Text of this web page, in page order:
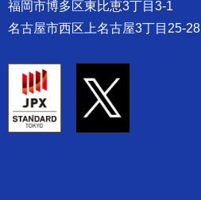
福岡市博多区東比恵3丁目3-1
名古屋市西区上名古屋3丁目25-28